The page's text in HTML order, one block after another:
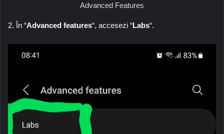
Advanced Features
2. În “Advanced features“, accesezi “Labs“.